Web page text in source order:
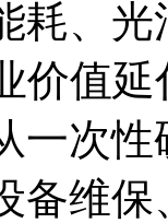
耗、
价值
一次
备维